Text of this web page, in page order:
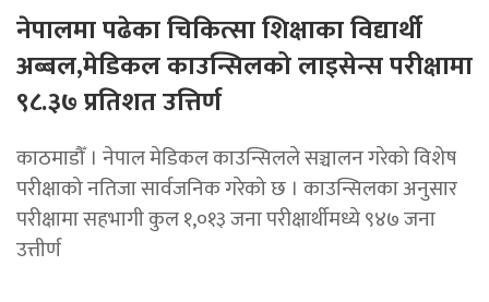
नेपालमा पढेका चिकित्सा शिक्षाका विद्यार्थी
अब्बल,मेडिकल काउन्सिलको लाइसेन्स परीक्षामा
९८.३७ प्रतिशत उत्तिर्ण
काठमाडौँ । नेपाल मेडिकल काउन्सिलले सञ्चालन गरेको विशेष
परीक्षाको नतिजा सार्वजनिक गरेको छ । काउन्सिलका अनुसार
परीक्षामा सहभागी कुल १,०१३ जना परीक्षार्थीमध्ये ९४७ जना
उत्तीर्ण